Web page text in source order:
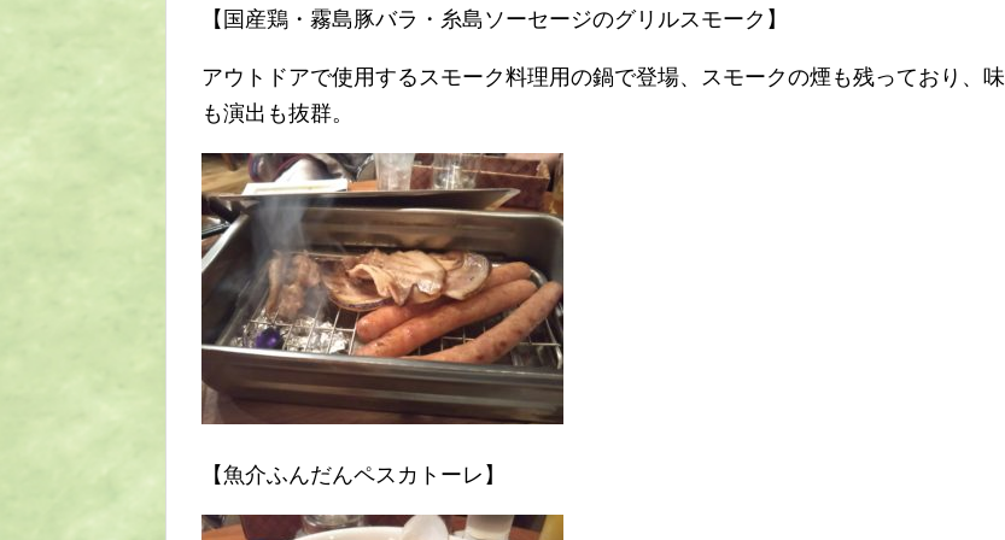
【国産鶏・霧島豚バラ・糸島ソーセージのグリルスモーク】
アウトドアで使用するスモーク料理用の鍋で登場、スモークの煙も残っており、味
も演出も抜群。
【魚介ふんだんペスカトーレ】